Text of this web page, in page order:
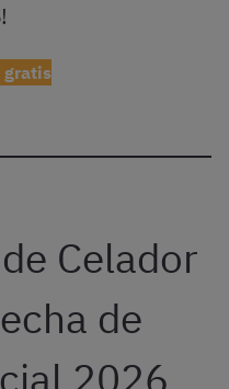
!
gratis
Celador
de
2026